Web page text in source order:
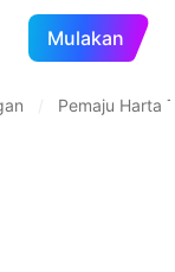
Mulakan
Pemaju Harta